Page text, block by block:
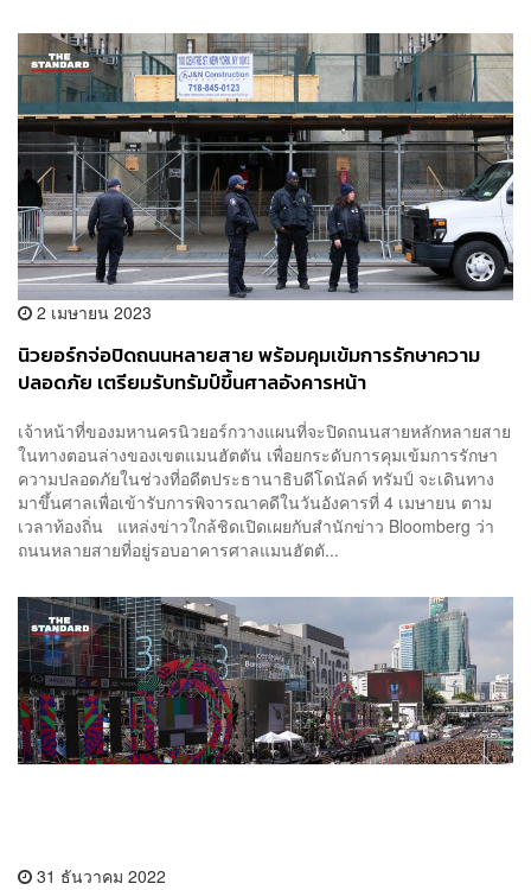
2 เมษายน 2023
นิวยอร์กจ่อปิดถนนหลายสาย พร้อมคุมเข้มการรักษาความ
ปลอดภัย เตรียมรับทรัมป์ขึ้นศาลอังคารหน้า
เจ้าหน้าที่ของมหานครนิวยอร์กวางแผนที่จะปิดถนนสายหลักหลายสาย
ในทางตอนล่างของเขตแมนฮัตตัน เพื่อยกระดับการคุมเข้มการรักษา
ความปลอดภัยในช่วงที่อดีตประธานาธิบดีโดนัลด์ ทรัมป์ จะเดินทาง
มาขึ้นศาลเพื่อเข้ารับการพิจารณาคดีในวันอังคารที่ 4 เมษายน ตาม
เวลาท้องถิ่น แหล่งข่าวใกล้ชิดเปิดเผยกับสำนักข่าว Bloomberg ว่า
ถนนหลายสายที่อยู่รอบอาคารศาลแมนฮัตตั...
31 ธันวาคม 2022